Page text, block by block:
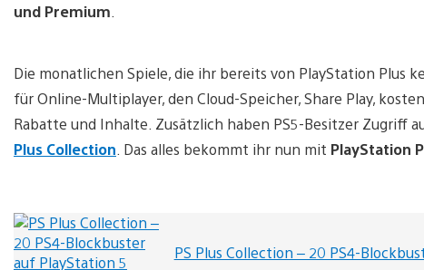
und Premium
Die monatlichen Spiele, die ihr bereits von PlayStation Plus
für Online-Multiplayer, den Cloud-Speicher, Share Play,
Rabatte und Inhalte. Zusätzlich haben PS5-Besitzer Zugriff
Plus Collection . Das alles bekommt ihr nun mit PlayStation
PS Plus Collection – 20 PS4-